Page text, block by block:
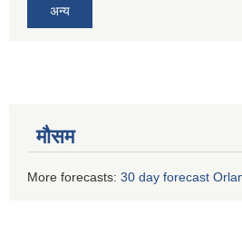
अन्य
मौसम
More forecasts: 30 day forecast